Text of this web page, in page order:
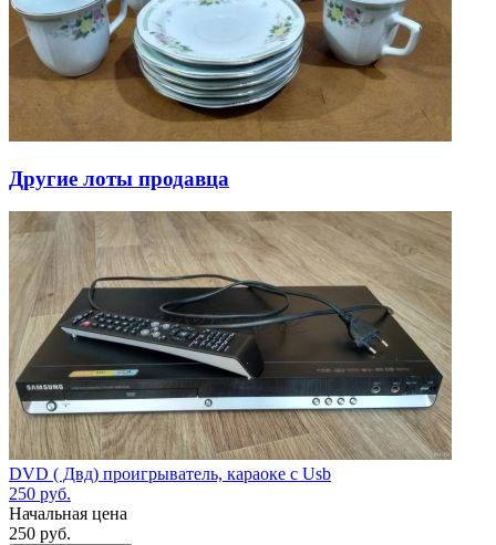
Другие лоты продавца
DVD ( Двд) проигрыватель, караоке с Usb
250 руб.
Начальная цена
250 руб.